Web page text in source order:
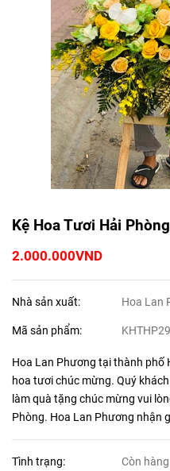
Kệ Hoa Tươi Hải
2.000.000VND
Nhà sản xuất: Hoa Lan
Mã sản phẩm: KHTHP29
Hoa Lan Phương tại thành phố
hoa tươi chúc mừng. Quý
làm quà tặng chúc mừng vui
Phòng. Hoa Lan Phương nhận
Tình trạng: Còn hàng